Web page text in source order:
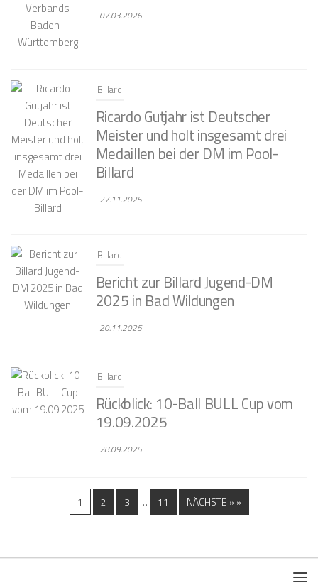
07.03.2026
Billard
Ricardo Gutjahr ist Deutscher
Meister und holt insgesamt drei
Medaillen bei der DM im Pool-
Billard
27.11.2025
Billard
Bericht zur Billard Jugend-DM
2025 in Bad Wildungen
20.11.2025
Billard
Rückblick: 10-Ball BULL Cup vom
19.09.2025
28.09.2025
1 2 3 … 11 NÄCHSTE » »